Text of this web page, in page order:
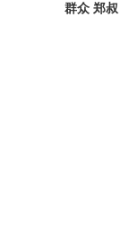
群众 郑叔